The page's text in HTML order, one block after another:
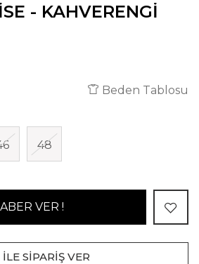
- KAHVERENGI
Beden Tablosu
48
VER !
SİPARİŞ VER